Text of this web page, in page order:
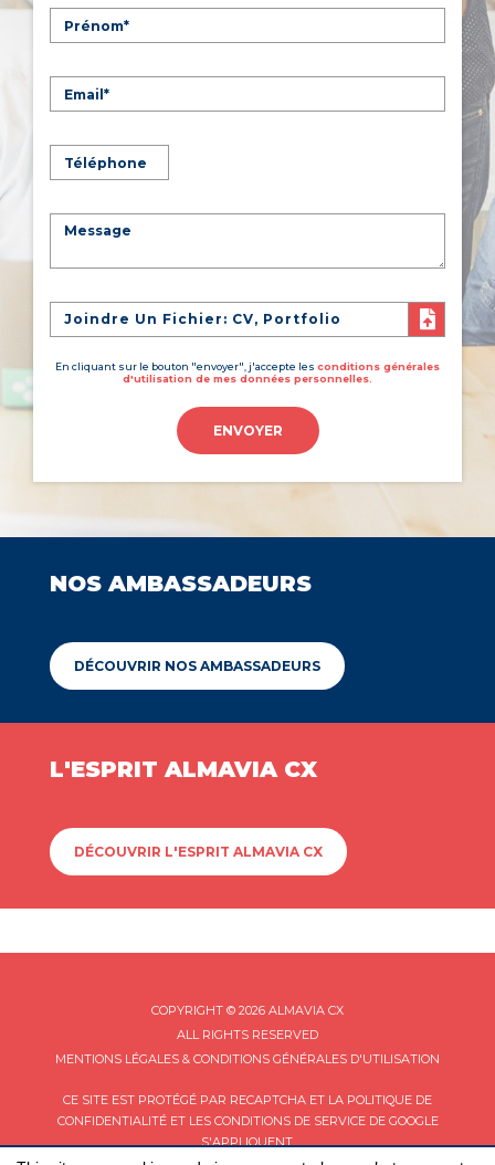
Joindre Un Fichier: CV, Portfolio
En cliquant sur le bouton "envoyer", j'accepte les conditions générales
d'utilisation de mes données personnelles.
ENVOYER
NOS AMBASSADEURS
DÉCOUVRIR NOS AMBASSADEURS
L'ESPRIT ALMAVIA CX
DÉCOUVRIR L'ESPRIT ALMAVIA CX
COPYRIGHT © 2026 ALMAVIA CX
ALL RIGHTS RESERVED
MENTIONS LÉGALES & CONDITIONS GÉNÉRALES D'UTILISATION
CE SITE EST PROTÉGÉ PAR RECAPTCHA ET LA POLITIQUE DE
CONFIDENTIALITÉET LES CONDITIONS DE SERVICEDE GOOGLE
S'APPLIQUENT.